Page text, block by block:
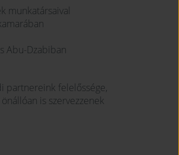
munkatársaival
Abu-Dzabiban
partnereink felelőssége,
is szervezzenek